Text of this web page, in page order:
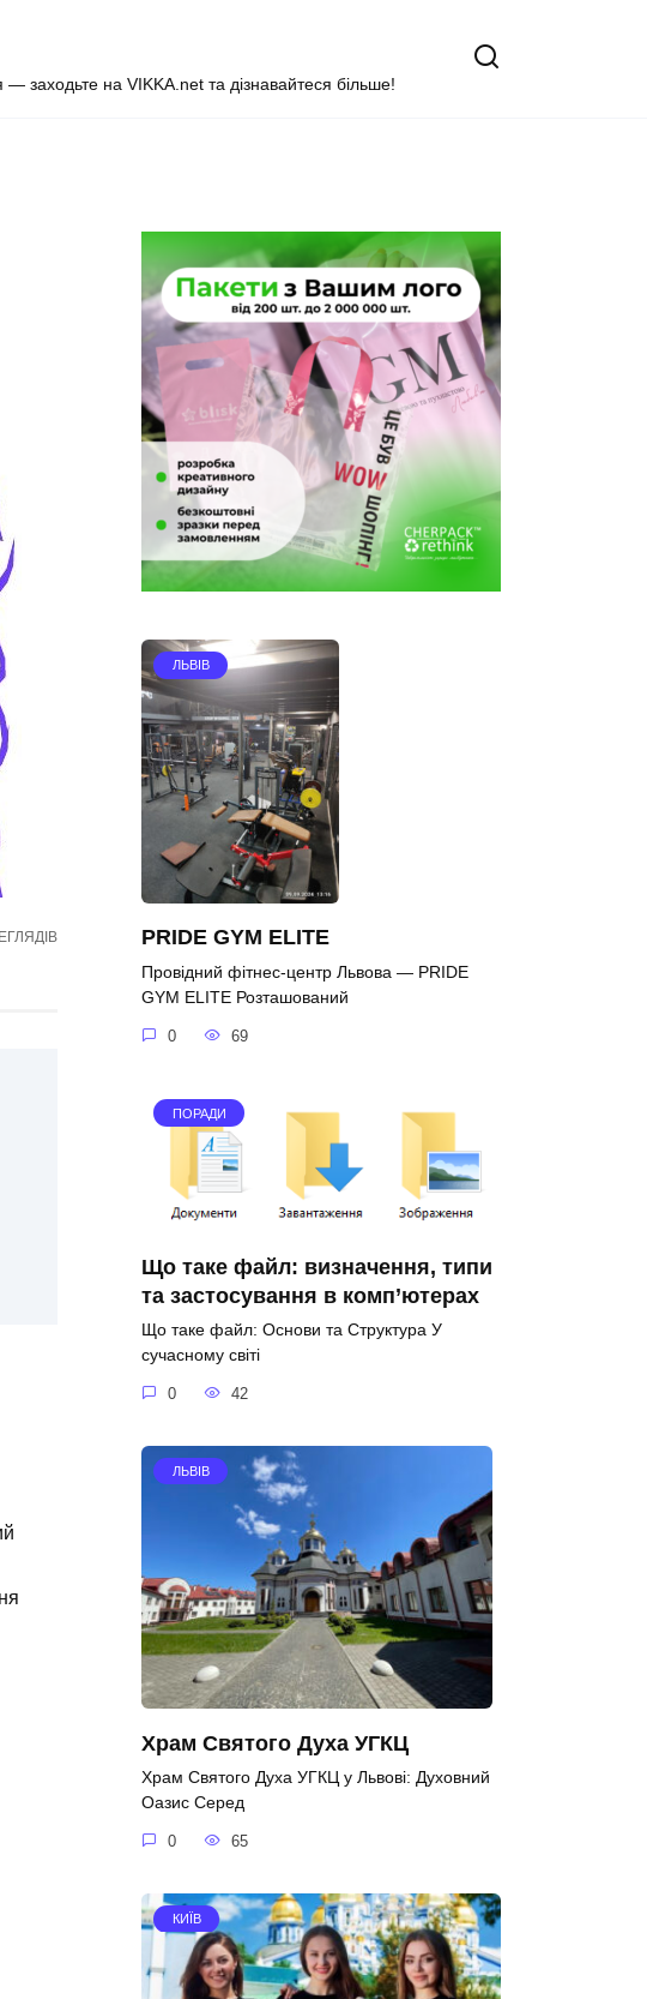
— заходьте на VIKKA.net та дізнавайтеся більше!
ЛЬВІВ
PRIDE GYM ELITE
Провідний фітнес-центр Львова — PRIDE
GYM ELITE Розташований
0 69
ПОРАДИ
Що таке файл: визначення, типи
та застосування в комп’ютерах
Що таке файл: Основи та Структура У
сучасному світі
0 42
ЛЬВІВ
Храм Святого Духа УГКЦ
Храм Святого Духа УГКЦ у Львові: Духовний
Оазис Серед
0 65
КИЇВ